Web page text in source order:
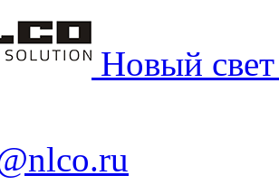
Новый
nlco.ru